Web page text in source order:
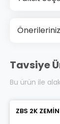
Önerileriniz
Tavsiye
Bu ürün ile
ZBS 2K